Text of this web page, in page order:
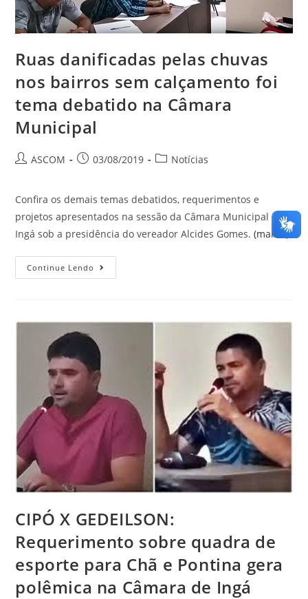
Ruas danificadas pelas chuvas
nos bairros sem calçamento foi
tema debatido na Câmara
Municipal
ASCOM 03/08/2019 Notícias
Confira os demais temas debatidos, requerimentos e
projetos apresentados na sessão da Câmara Municipal de
Ingá sob a presidência do vereador Alcides Gomes.(mais…)
Continue Lendo
CIPÓ X GEDEILSON:
Requerimento sobre quadra de
esporte para Chã e Pontina gera
polêmica na Câmara de Ingá